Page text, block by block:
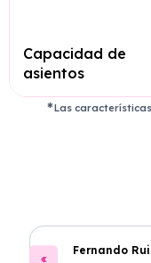
Capacidad de
asientos
Las
Fernando